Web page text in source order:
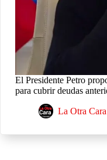
El Presidente Petro
para cubrir deudas
La Otra Cara